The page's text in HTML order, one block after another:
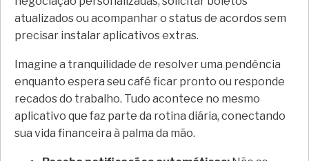
atualizados ou acompanhar o status de acordos sem
precisar instalar aplicativos extras.
Imagine a tranquilidade de resolver uma pendência
enquanto espera seu café ficar pronto ou responde
recados do trabalho. Tudo acontece no mesmo
aplicativo que faz parte da rotina diária, conectando
sua vida financeira à palma da mão.